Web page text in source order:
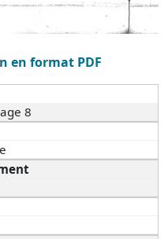
en format PDF
8